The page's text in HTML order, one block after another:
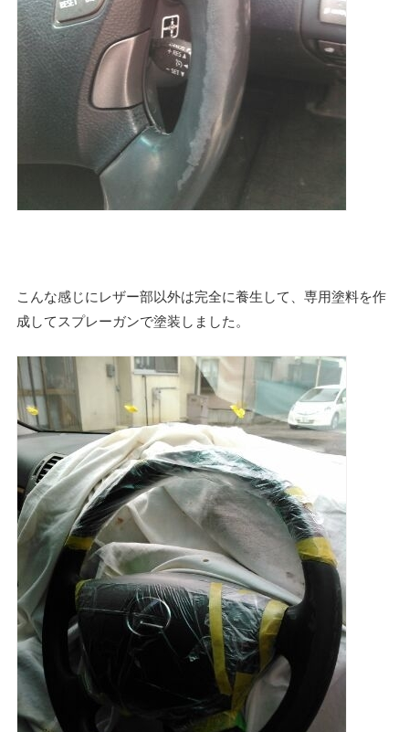
こんな感じにレザー部以外は完全に養生して、専用塗料を作
成してスプレーガンで塗装しました。